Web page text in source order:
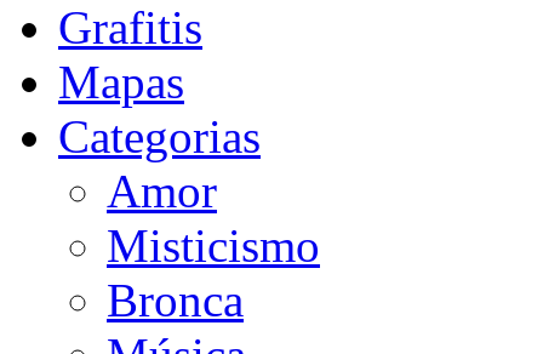
Grafitis
Mapas
Categorias
Amor
Misticismo
Bronca